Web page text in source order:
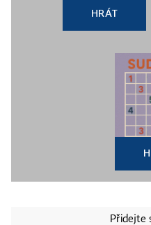
HRÁT
Přidejte